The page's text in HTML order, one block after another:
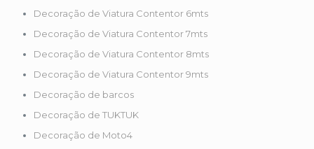
Decoração de Viatura Contentor 6mts
Decoração de Viatura Contentor 7mts
Decoração de Viatura Contentor 8mts
Decoração de Viatura Contentor 9mts
Decoração de barcos
Decoração de TUKTUK
Decoração de Moto4